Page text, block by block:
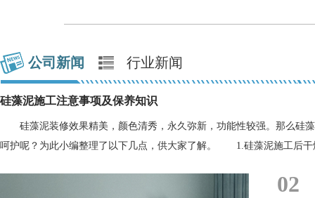
公司新闻 行业新闻
硅藻泥施工注意事项及保养知识
硅藻泥装修效果精美，颜色清秀，永久弥新，功能性较强。那么硅
呵护呢？为此小编整理了以下几点，供大家了解。 1.硅藻泥施工后干
02